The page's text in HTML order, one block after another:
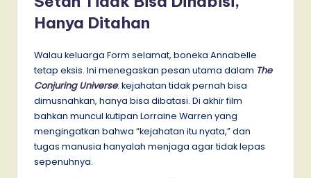
Hanya Ditahan
Walau keluarga Form selamat, boneka Annabelle
tetap eksis. Ini menegaskan pesan utama dalam The
Conjuring Universe: kejahatan tidak pernah bisa
dimusnahkan, hanya bisa dibatasi. Di akhir film
bahkan muncul kutipan Lorraine Warren yang
mengingatkan bahwa “kejahatan itu nyata,” dan
tugas manusia hanyalah menjaga agar tidak lepas
sepenuhnya.